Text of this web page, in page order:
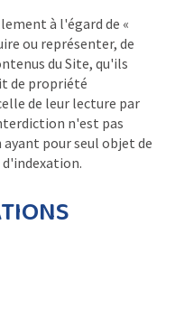
à l'égard de «
ou représenter, de
du Site, qu'ils
de propriété
de leur lecture par
n'est pas
pour seul objet de
d'indexation.